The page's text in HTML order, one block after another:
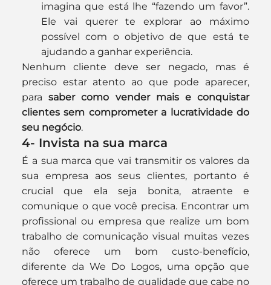
imagina que está lhe “fazendo um favor”.
Ele vai querer te explorar ao máximo
possível com o objetivo de que está te
ajudando a ganhar experiência.
Nenhum cliente deve ser negado, mas é
preciso estar atento ao que pode aparecer,
para saber como vender mais e conquistar
clientes sem comprometer a lucratividade do
seu negócio.
4- Invista na sua marca
É a sua marca que vai transmitir os valores da
sua empresa aos seus clientes, portanto é
crucial que ela seja bonita, atraente e
comunique o que você precisa. Encontrar um
profissional ou empresa que realize um bom
trabalho de comunicação visual muitas vezes
não oferece um bom custo-benefício,
diferente da We Do Logos, uma opção que
oferece um trabalho de qualidade que cabe no